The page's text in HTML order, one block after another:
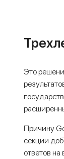
Это
Причину
секции
ответов